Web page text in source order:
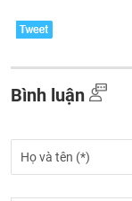
Bình luận